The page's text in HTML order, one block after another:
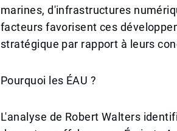
marines, d'infrastructures
facteurs favorisent ces
stratégique par rapport à leurs
Pourquoi les ÉAU ?
L'analyse de Robert Walters